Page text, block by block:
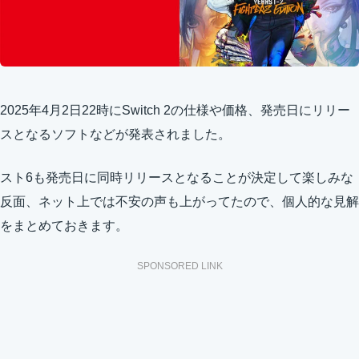
2025年4月2日22時にSwitch 2の仕様や価格、発売日にリリー
スとなるソフトなどが発表されました。
スト6も発売日に同時リリースとなることが決定して楽しみな
反面、ネット上では不安の声も上がってたので、個人的な見解
をまとめておきます。
SPONSORED LINK